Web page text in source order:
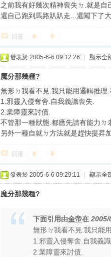
之前我有好幾次精神喪失ㄉ.就是自
還自己跑到馬路趴趴走...還闖下了
回覆
發表於 2005-6-6 09:12:26 顯示全
魔分那幾種?
無形ㄉ我看不見.我只能用邏輯推理
1.邪靈入侵奪舍.自我義識喪失.
2.業障靈來討債.
不管那一種狀態.都應先請有能力ㄉ
另外一種自就ㄉ方法就是趕快提昇
回覆
發表於 2005-6-6 09:29:11 顯示全
魔分那幾種?
下面引用由金帝在 2005/
無形ㄉ我看不見.我只能
1.邪靈入侵奪舍.自我義識
2.業障靈來討債.